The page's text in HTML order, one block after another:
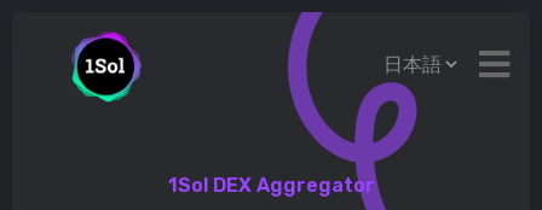
1Sol DEX Aggregator